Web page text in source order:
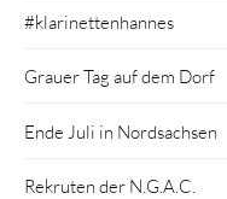
#klarinettenhannes
Grauer Tag auf dem Dorf
Ende Juli in Nordsachsen
Rekruten der N.G.A.C.